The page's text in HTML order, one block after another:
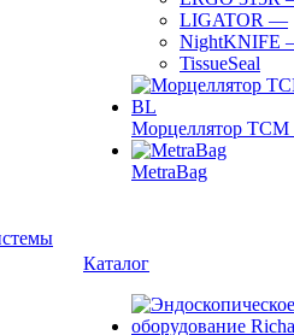
LIGATOR —
NightKNIFE
TissueSeal
Морцеллятор ТСМ
MetraBag
Каталог